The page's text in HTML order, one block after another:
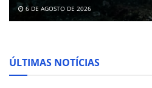
6 DE AGOSTO DE 2026
ÚLTIMAS NOTÍCIAS